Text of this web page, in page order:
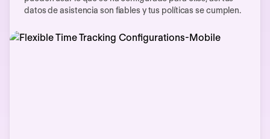
datos de asistencia son fiables y tus políticas se cumplen.